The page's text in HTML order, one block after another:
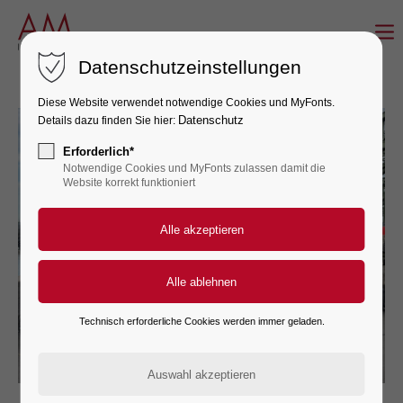
LOGIN
Passwort
Register|Lost your password?
Telefon: 0221 - 60 60 54-0
Datenschutzeinstellungen
Diese Website verwendet notwendige Cookies und MyFonts.
Details dazu finden Sie hier: Datenschutz
Erforderlich*
Notwendige Cookies und MyFonts zulassen damit die
Website korrekt funktioniert
Technisch erforderliche Cookies werden immer geladen.